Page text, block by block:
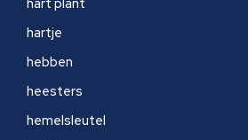
hart plant
hartje
hebben
heesters
hemelsleutel